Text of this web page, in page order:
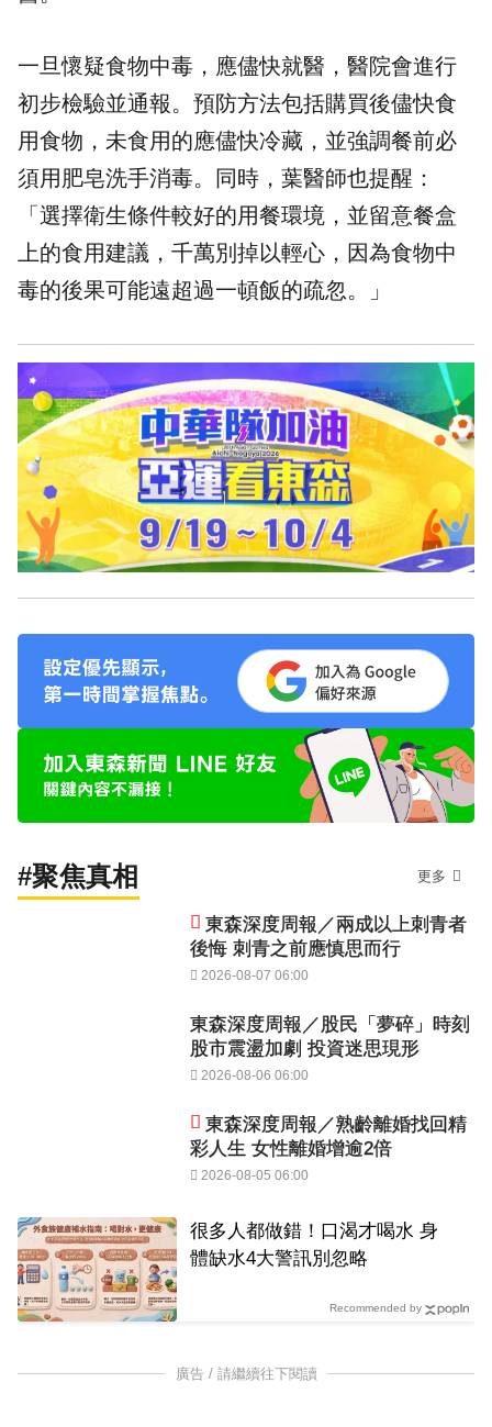
一旦懷疑食物中毒，應儘快就醫，醫院會進行
初步檢驗並通報。預防方法包括購買後儘快食
用食物，未食用的應儘快冷藏，並強調餐前必
須用肥皂洗手消毒。同時，葉醫師也提醒：
「選擇衛生條件較好的用餐環境，並留意餐盒
上的食用建議，千萬別掉以輕心，因為食物中
毒的後果可能遠超過一頓飯的疏忽。」
#聚焦真相 更多
東森深度周報／兩成以上刺青者
後悔 刺青之前應慎思而行
2026-08-07 06:00
東森深度周報／股民「夢碎」時刻
股市震盪加劇 投資迷思現形
2026-08-06 06:00
東森深度周報／熟齡離婚找回精
彩人生 女性離婚增逾2倍
2026-08-05 06:00
很多人都做錯！口渴才喝水 身
體缺水4大警訊別忽略
Recommended by
廣告 / 請繼續往下閱讀